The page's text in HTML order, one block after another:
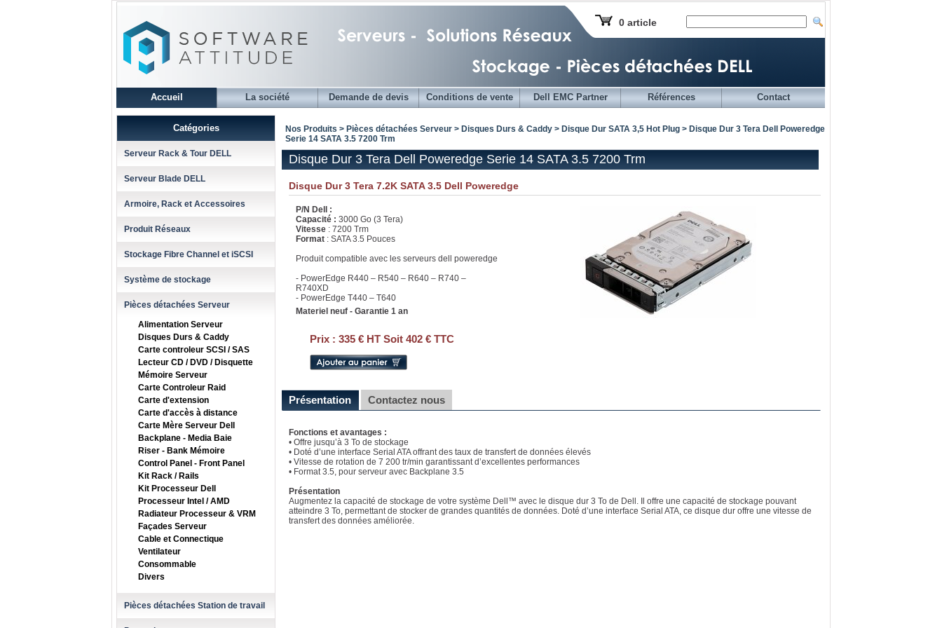
0 article
Accueil La société Demande de devis Conditions de vente Dell EMC Partner Références Contact
Catégories
Serveur Rack & Tour DELL
Serveur Blade DELL
Armoire, Rack et Accessoires
Produit Réseaux
Stockage Fibre Channel et iSCSI
Système de stockage
Pièces détachées Serveur
Alimentation Serveur
Disques Durs & Caddy
Carte controleur SCSI / SAS
Lecteur CD / DVD / Disquette
Mémoire Serveur
Carte Controleur Raid
Carte d'extension
Carte d'accès à distance
Carte Mère Serveur Dell
Backplane - Media Baie
Riser - Bank Mémoire
Control Panel - Front Panel
Kit Rack / Rails
Kit Processeur Dell
Processeur Intel / AMD
Radiateur Processeur & VRM
Façades Serveur
Cable et Connectique
Ventilateur
Consommable
Divers
Pièces détachées Station de travail
Nos Produits > Pièces détachées Serveur > Disques Durs & Caddy > Disque Dur SATA 3,5 Hot Plug > Disque Dur 3 Tera Dell Poweredge
Serie 14 SATA 3.5 7200 Trm
Disque Dur 3 Tera Dell Poweredge Serie 14 SATA 3.5 7200 Trm
Disque Dur 3 Tera 7.2K SATA 3.5 Dell Poweredge
P/N Dell :
Capacité : 3000 Go (3 Tera)
Vitesse : 7200 Trm
Format : SATA 3.5 Pouces
Produit compatible avec les serveurs dell poweredge
- PowerEdge R440 – R540 – R640 – R740 –
R740XD
- PowerEdge T440 – T640
Materiel neuf - Garantie 1 an
Prix : 335 € HT Soit 402 € TTC
Présentation Contactez nous
Fonctions et avantages :
• Offre jusqu’à 3 To de stockage
• Doté d’une interface Serial ATA offrant des taux de transfert de données élevés
• Vitesse de rotation de 7 200 tr/min garantissant d’excellentes performances
• Format 3.5, pour serveur avec Backplane 3.5
Présentation
Augmentez la capacité de stockage de votre système Dell™ avec le disque dur 3 To de Dell. Il offre une capacité de stockage pouvant
atteindre 3 To, permettant de stocker de grandes quantités de données. Doté d’une interface Serial ATA, ce disque dur offre une vitesse de
transfert des données améliorée.